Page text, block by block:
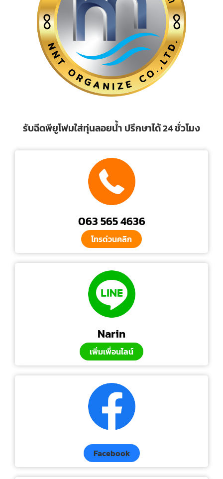
รับฉีดพียูโฟมใส่ทุ่นลอยน้ำ ปรึกษาได้ 24 ชั่วโมง
063 565 4636
โทรด่วนคลิก
Narin
เพิ่มเพื่อนไลน์
Facebook